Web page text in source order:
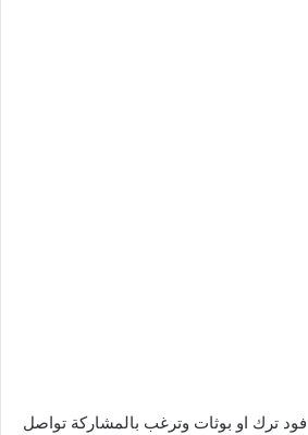
ترك او بوثات وترغب بالمشاركة تواصل